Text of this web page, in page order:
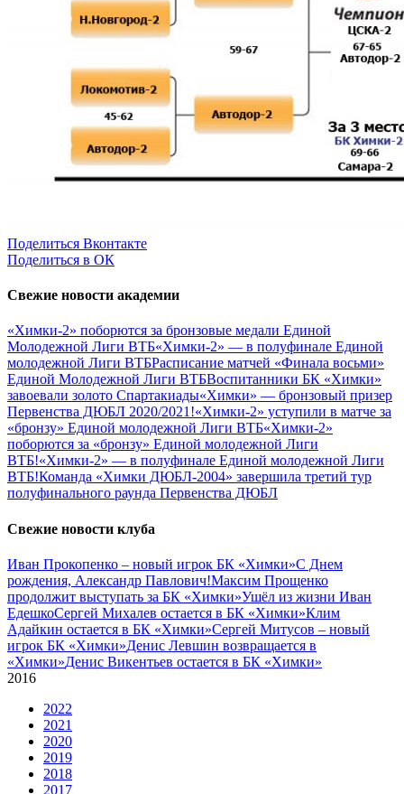
Поделиться Вконтакте
Поделиться в ОК
Свежие новости академии
«Химки-2» поборются за бронзовые медали Единой
Молодежной Лиги ВТБ«Химки-2» — в полуфинале Единой
молодежной Лиги ВТБРасписание матчей «Финала восьми»
Единой Молодежной Лиги ВТБВоспитанники БК «Химки»
завоевали золото Спартакиады«Химки» — бронзовый призер
Первенства ДЮБЛ 2020/2021!«Химки-2» уступили в матче за
«бронзу» Единой молодежной Лиги ВТБ«Химки-2»
поборются за «бронзу» Единой молодежной Лиги
ВТБ!«Химки-2» — в полуфинале Единой молодежной Лиги
ВТБ!Команда «Химки ДЮБЛ-2004» завершила третий тур
полуфинального раунда Первенства ДЮБЛ
Свежие новости клуба
Иван Прокопенко – новый игрок БК «Химки»С Днем
рождения, Александр Павлович!Максим Прощенко
продолжит выступать за БК «Химки»Ушёл из жизни Иван
ЕдешкоСергей Михалев остается в БК «Химки»Клим
Адайкин остается в БК «Химки»Сергей Митусов – новый
игрок БК «Химки»Денис Левшин возвращается в
«Химки»Денис Викентьев остается в БК «Химки»
2016
2022
2021
2020
2019
2018
2017